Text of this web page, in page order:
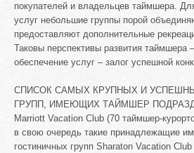
покупателей и владельцев таймшера.
услуг небольшие группы порой
предоставляют дополнительные
Таковы перспективы развития таймшера
обеспечение услуг – залог успешной
СПИСОК САМЫХ КРУПНЫХ И
ГРУПП, ИМЕЮЩИХ ТАЙМШЕР
Marriott Vacation Club (70 таймшер-
в свою очередь такие принадлежащие
гостиничных групп Sharaton Vacation